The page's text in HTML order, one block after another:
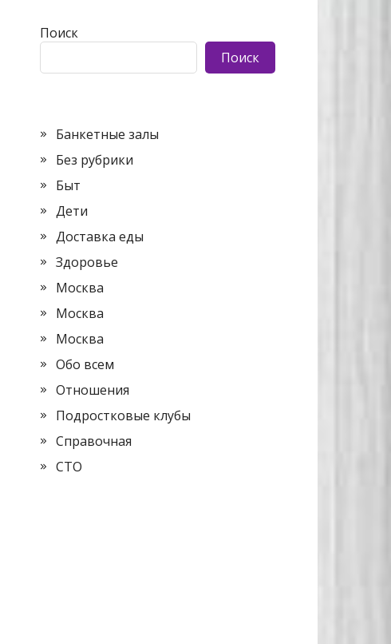
Поиск
Поиск
Банкетные залы
Без рубрики
Быт
Дети
Доставка еды
Здоровье
Москва
Москва
Москва
Обо всем
Отношения
Подростковые клубы
Справочная
СТО